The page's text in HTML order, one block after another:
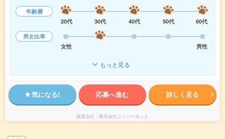
年齢層
20代
30代 40代 50代
60代
男女比率
女性
男性
もっと見る
気になる! 応募へ進む 詳しく見る
派遣会社 株式会社ニッソーネット